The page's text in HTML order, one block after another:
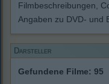
Filmbeschreibungen,
Angaben zu DVD- und
Darsteller
Gefundene Filme: 95